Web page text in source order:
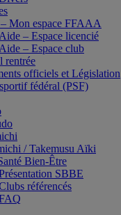
Mon espace FFAAA
Aide – Espace licencié
Aide – Espace club
rentrée
officiels et Législation
fédéral (PSF)
/ Takemusu Aïki
Bien-Être
SBBE
référencés